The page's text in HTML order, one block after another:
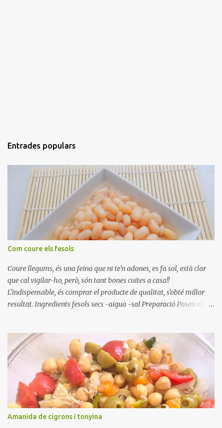
Entrades populars
Com coure els fesols
Coure llegums, és una feina que ni te'n adones, es fa sol, està clar
que cal vigilar-ho, però, són tant bones cuites a casa!!
L'indispensable, és comprar el producte de qualitat, s'obté millor
resultat. Ingredients fesols secs -aigua -sal Preparació Poseu els
quan arrenca el bull, canvieu l'aigua bullint, per aigua freda,
repetiu dues o tres vegades, abaixeu el foc i atureu la ebullició, dues
o tres vegades afegint aigua freda, han de coure a foc baix, quasi
be, sense bullir i sempre sempre, amb l'olla tapada, entre 1 hora i 1
hora i mitja. Saleu 10 minuts abans de retirar del foc. Heu de veure
vosaltres el moment en que ja estan cuites. Anotacions Deixeu
refredar en la mateixa olla. El caldo de coure els fesols, es pot
utilitzar per una crema o sopa. Ingredientes judias -agua -sal
Amanida de cigrons i tonyina